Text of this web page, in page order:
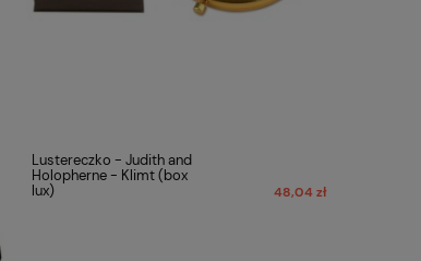
Lustereczko - Judith and
Holopherne - Klimt (box
lux)
48,04 zł